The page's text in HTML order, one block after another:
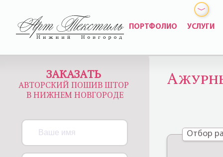
ПОРТФОЛИО УСЛУГИ
Отбор
ЗАКАЗАТЬ
АВТОРСКИЙ ПОШИВ ШТОР
В НИЖНЕМ НОВГОРОДЕ